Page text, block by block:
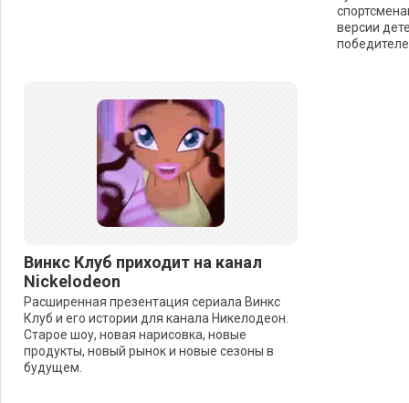
версии
Винкс Клуб приходит на канал
Nickelodeon
Расширенная презентация сериала Винкс
Клуб и его истории для канала Никелодеон.
Старое шоу, новая нарисовка, новые
продукты, новый рынок и новые сезоны в
будущем.